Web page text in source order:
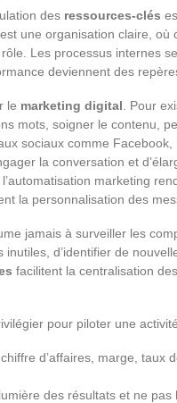
des ressources-clés
une organisation claire, où
Les processus internes
deviennent des
le marketing digital . Pour
mots, soigner le contenu,
sociaux comme
la conversation et
marketing
la personnalisation des
jamais à surveiller les
d’identifier de
facilitent la centralisation
pour piloter une
d’affaires, marge, taux
des résultats et ne pas